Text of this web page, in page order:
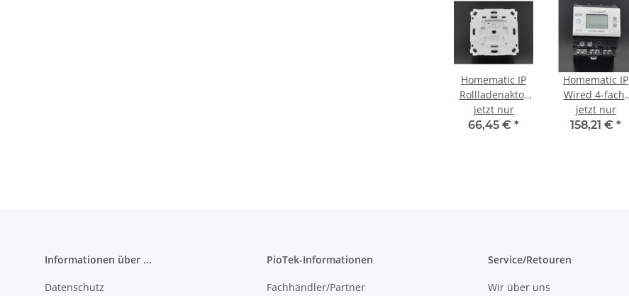
Homematic IP
Rollladenaktor
für
Markenschalter
jetzt nur
66,45 € *
Homematic IP
Wired 4-fach-
Jalousieaktor
HmIPW-DRBL4
jetzt nur
158,21 € *
Informationen über ...
Datenschutz
PioTek-Informationen
Fachhändler/Partner
Service/Retouren
Wir über uns